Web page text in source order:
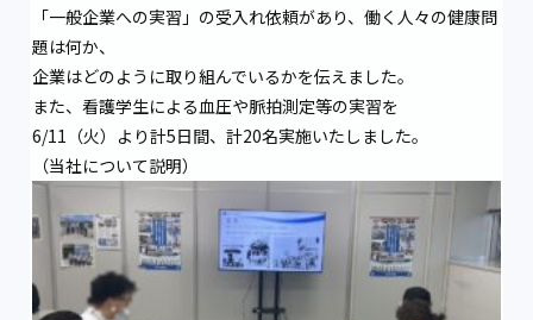
「一般企業への実習」の受入れ依頼があり、働く人々の健康問
題は何か、
企業はどのように取り組んでいるかを伝えました。
また、看護学生による血圧や脈拍測定等の実習を
6/11（火）より計5日間、計20名実施いたしました。
（当社について説明）